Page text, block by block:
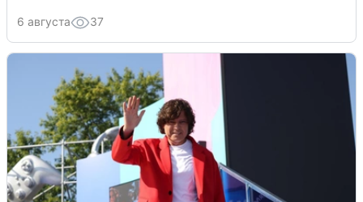
6 августа 37